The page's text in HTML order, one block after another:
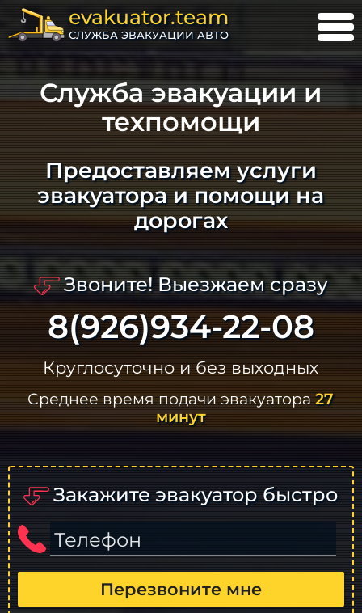
evakuator.team
СЛУЖБА ЭВАКУАЦИИ АВТО
Служба эвакуации и
техпомощи
Предоставляем услуги
эвакуатора и помощи на
дорогах
Звоните! Выезжаем сразу
8(926)934-22-08
Круглосуточно и без выходных
Среднее время подачи эвакуатора27
минут
Закажите эвакуатор быстро
Телефон
Перезвоните мне